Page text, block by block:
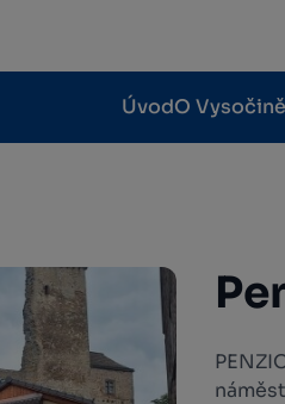
ÚvodO Vysočině